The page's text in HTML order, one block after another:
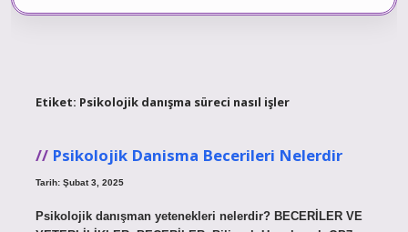
Etiket: Psikolojik danışma süreci nasıl işler
Psikolojik Danisma Becerileri Nelerdir
Tarih: Şubat 3, 2025
Psikolojik danışman yetenekleri nelerdir? BECERİLER VE